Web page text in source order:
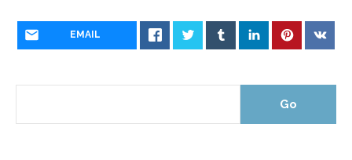
EMAIL